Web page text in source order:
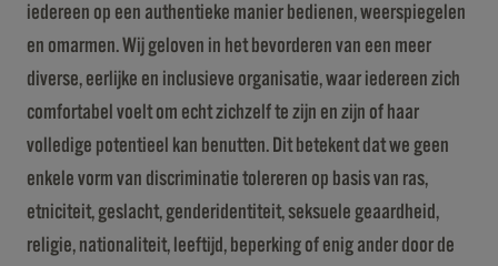
iedereen op een authentieke manier bedienen, weerspiegelen
en omarmen. Wij geloven in het bevorderen van een meer
diverse, eerlijke en inclusieve organisatie, waar iedereen zich
comfortabel voelt om echt zichzelf te zijn en zijn of haar
volledige potentieel kan benutten. Dit betekent dat we geen
enkele vorm van discriminatie tolereren op basis van ras,
etniciteit, geslacht, genderidentiteit, seksuele geaardheid,
religie, nationaliteit, leeftijd, beperking of enig ander door de